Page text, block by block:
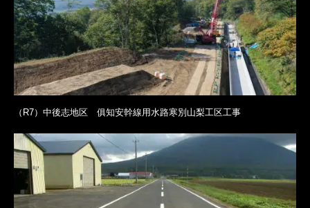
（R7）中後志地区 俱知安幹線用水路寒別山梨工区工事